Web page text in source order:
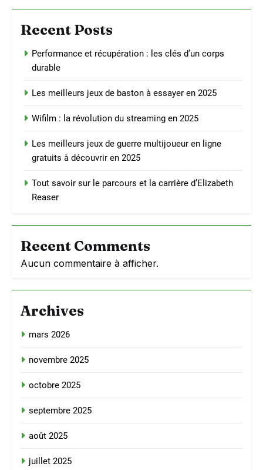
Recent Posts
Performance et récupération : les clés d’un corps
durable
Les meilleurs jeux de baston à essayer en 2025
Wifilm : la révolution du streaming en 2025
Les meilleurs jeux de guerre multijoueur en ligne
gratuits à découvrir en 2025
Tout savoir sur le parcours et la carrière d’Elizabeth
Reaser
Recent Comments
Aucun commentaire à afficher.
Archives
mars 2026
novembre 2025
octobre 2025
septembre 2025
août 2025
juillet 2025